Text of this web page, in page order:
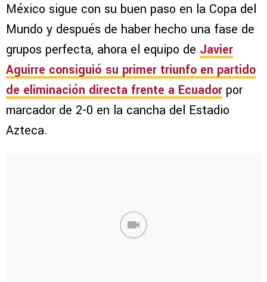
México sigue con su buen paso en la Copa del
Mundo y después de haber hecho una fase de
grupos perfecta, ahora el equipo de Javier
Aguirre consiguió su primer triunfo en partido
de eliminación directa frente a Ecuador por
marcador de 2-0 en la cancha del Estadio
Azteca.